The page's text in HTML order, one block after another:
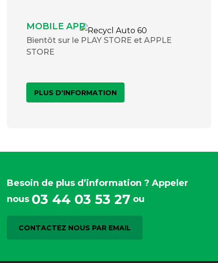
MOBILE APP
Bientôt sur le PLAY STORE et APPLE
STORE
PLUS D'INFORMATION
Besoin de plus d’information ? Appeler
nous 03 44 03 53 27 ou
CONTACTEZ NOUS PAR EMAIL